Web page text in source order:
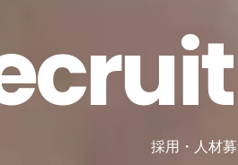
cruit
採用 ・ 人材募